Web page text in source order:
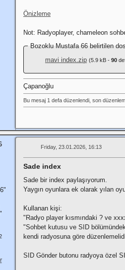
Önizleme
Not: Radyoplayer, chameleon
Bozoklu Mustafa 66 belirtilen
mavi index.zip (5.9 kB - 90
Çapanoğlu
Bu mesaj 1 defa düzenlendi, son
Friday, 23.01.2026, 16:13
Sade index
Sade bir index paylaşıyorum.
Yaygın oyunlara ek olarak yılan
Kullanan kişi:
"Radyo player kısmındaki ? ve
"Sohbet kutusu ve SID
kendi radyosuna göre
SID Gönder butonu radyoya özel